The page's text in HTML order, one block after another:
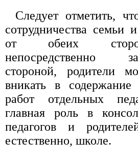
Следует отметить,
сотрудничества семьи
от обеих
непосредственно
стороной, родители
вникать в
работ отдельных
главная роль в
педагогов и
естественно, школе.